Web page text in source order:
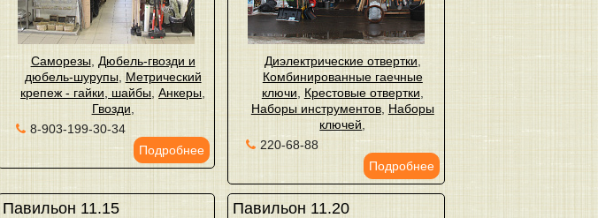
Саморезы, Дюбель-гвозди и
дюбель-шурупы, Метрический
крепеж - гайки, шайбы ,Анкеры
Гвозди
8-903-199-30-34
Подробнее
Диэлектрические отвертки
Комбинированные гаечные
ключи
Крестовые отвертки
Наборы инструментов, Наборы
ключей
220-68-88
Подробнее
Павильон 11.15 Павильон 11.20